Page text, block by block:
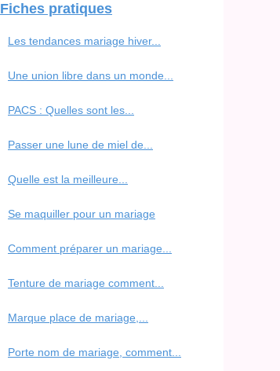
Fiches pratiques
Les tendances mariage hiver...
Une union libre dans un monde...
PACS : Quelles sont les...
Passer une lune de miel de...
Quelle est la meilleure...
Se maquiller pour un mariage
Comment préparer un mariage...
Tenture de mariage comment...
Marque place de mariage,...
Porte nom de mariage, comment...